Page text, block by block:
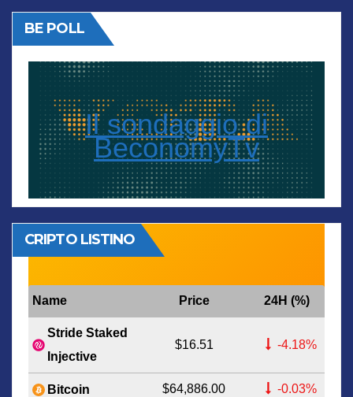
BE POLL
Il sondaggio di
BeconomyTv
CRIPTO LISTINO
Name Price 24H (%)
Stride Staked
Injective
$16.51 -4.18%
Bitcoin $64,886.00 -0.03%